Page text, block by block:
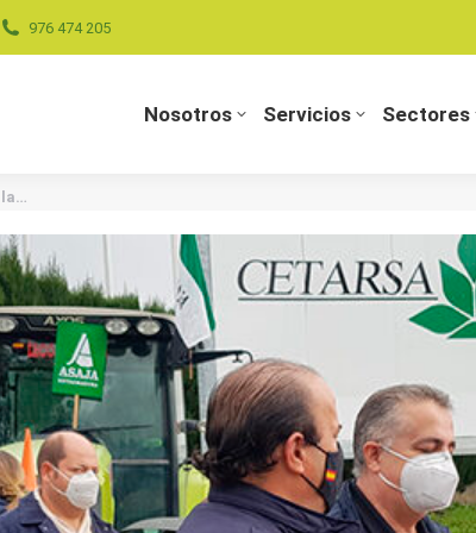
976 474 205
Nosotros Servicios Sectores
la…